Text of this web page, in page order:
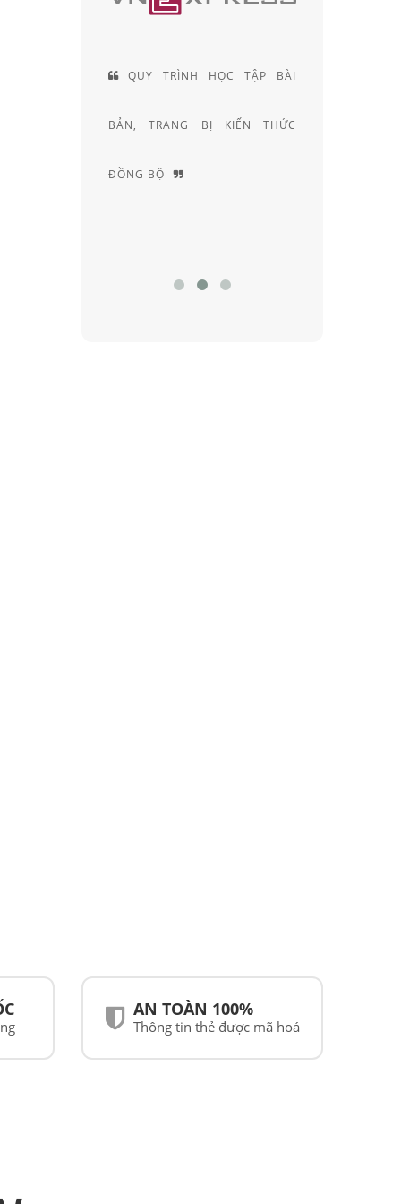
ĐỘI NGŨ KỸ THUẬT VIÊN
KHÚC XẠ HƠN 20 NĂM KINH
NGHIỆM
AN TOÀN 100%
Thông tin thẻ được mã hoá